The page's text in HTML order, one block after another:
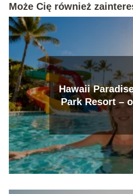
Może Cię również
Hawaii
Park Resort –
atrakcje, czy